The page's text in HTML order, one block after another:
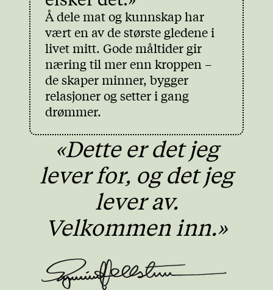
Å dele mat og kunnskap har
vært en av de største gledene i
livet mitt. Gode måltider gir
næring til mer enn kroppen –
de skaper minner, bygger
relasjoner og setter i gang
drømmer.
«Dette er det jeg
lever for, og det jeg
lever av.
Velkommen inn.»